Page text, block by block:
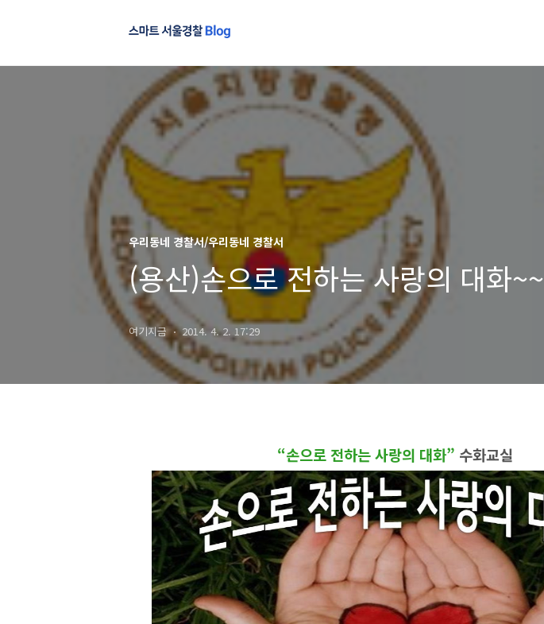
우리동네 경찰서/우리동네 경찰서
(용산)손으로 전하는 사랑의 대화~~
여기지금 2014. 4. 2. 17:29
“손으로 전하는 사랑의 대화” 수화교실